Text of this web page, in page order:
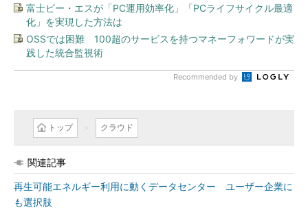
富士ピー・エスが「PC運用効率化」「PCライフサイクル最適
化」を実現した方法は
OSSでは困難 100超のサービスを持つマネーフォワードが実
践した統合監視術
Recommended by
トップ クラウド
関連記事
再生可能エネルギー利用に動くデータセンター ユーザー企業に
も選択肢